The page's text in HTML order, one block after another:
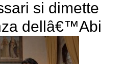
si dimette
dellâ€™Abi